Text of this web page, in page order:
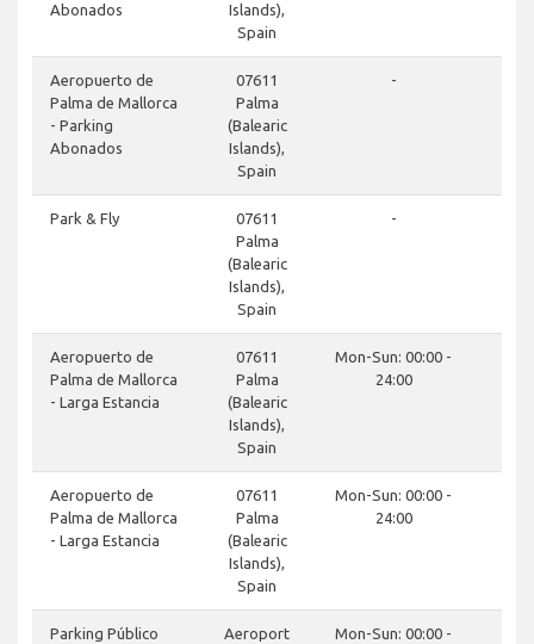
Abonados
Islands),
Spain
Aeropuerto de
Palma de Mallorca
- Parking
Abonados
07611
Palma
(Balearic
Islands),
Spain
-
Park & Fly
07611
Palma
(Balearic
Islands),
Spain
-
Aeropuerto de
Palma de Mallorca
- Larga Estancia
07611
Palma
(Balearic
Islands),
Spain
Mon-Sun: 00:00 -
24:00
Aeropuerto de
Palma de Mallorca
- Larga Estancia
07611
Palma
(Balearic
Islands),
Spain
Mon-Sun: 00:00 -
24:00
Parking Público
Aeroport
Mon-Sun: 00:00 -